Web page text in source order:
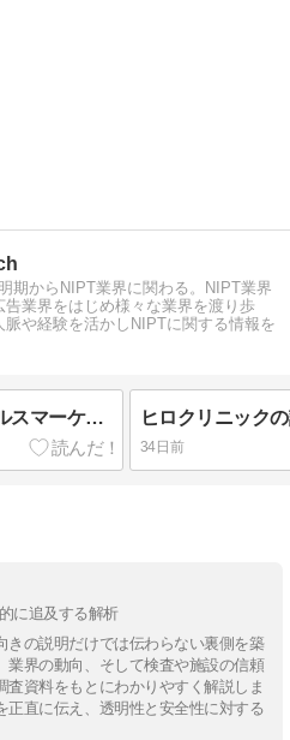
期からNIPT業界に関わる。NIPT業界
告業界をはじめ様々な業界を渡り歩
脈や経験を活かしNIPTに関する情報を
ミネルバクリニックのステルスマーケティング疑惑
34日前
に追及する解析
きの説明だけでは伝わらない裏側を築
業界の動向、そして検査や施設の信頼
資料をもとにわかりやすく解説しま
正直に伝え、透明性と安全性に対する